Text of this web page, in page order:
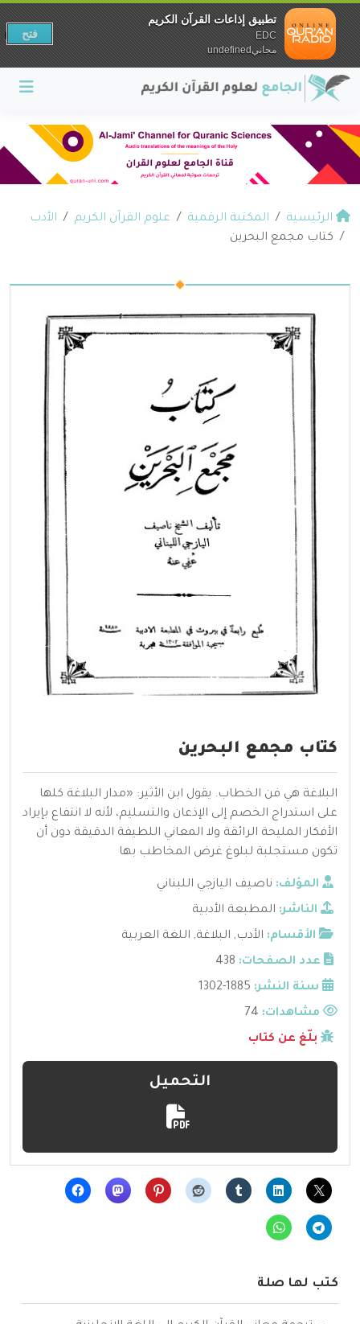
الرئيسية المكتبة الرقمية علوم القرآن الكريم
الأدب
كتاب مجمع البحرين
كتاب مجمع البحرين
البلاغة هي فن الخطاب. يقول ابن الأثير: «مدار البلاغة كلها
على استدراج الخصم إلى الإذعان والتسليم، لأنه لا انتفاع بإيراد
الأفكار المليحة الرائقة ولا المعاني اللطيفة الدقيقة دون أن
تكون مستجلبة لبلوغ غرض المخاطب بها
المؤلف: ناصيف اليازجي اللبناني
الناشر: المطبعة الأدبية
الأقسام: الأدب, البلاغة, اللغة العربية
عدد الصفحات: 438
سنة النشر: 1885-1302
مشاهدات:
بلّغ عن كتاب
التحميل
كتب لها صلة
تطبيق إذاعات القرآن الكريم
EDC
مجانيundefined
فتح